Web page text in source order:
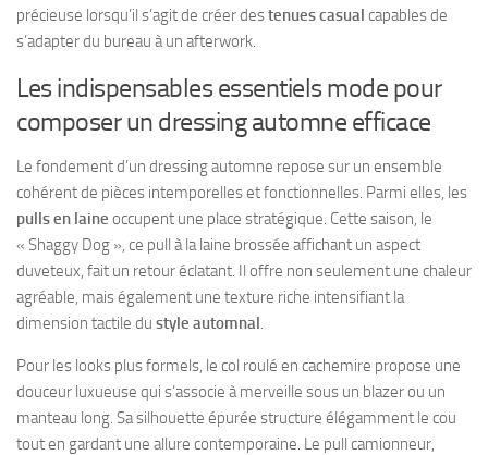
précieuse lorsqu’il s’agit de créer destenues casual capables de
s’adapter du bureau à un afterwork.
Les indispensables essentiels mode pour
composer un dressing automne efficace
Le fondement d’un dressing automne repose sur un ensemble
cohérent de pièces intemporelles et fonctionnelles. Parmi elles, les
pulls en laine occupent une place stratégique. Cette saison, le
« Shaggy Dog », ce pull à la laine brossée affichant un aspect
duveteux, fait un retour éclatant. Il offre non seulement une chaleur
agréable, mais également une texture riche intensifiant la
dimension tactile du style automnal.
Pour les looks plus formels, le col roulé en cachemire propose une
douceur luxueuse qui s’associe à merveille sous un blazer ou un
manteau long. Sa silhouette épurée structure élégamment le cou
tout en gardant une allure contemporaine. Le pull camionneur,